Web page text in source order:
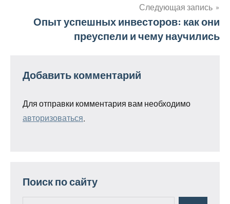
Следующая запись
Опыт успешных инвесторов: как они
преуспели и чему научились
Добавить комментарий
Для отправки комментария вам необходимо
авторизоваться
Поиск по сайту